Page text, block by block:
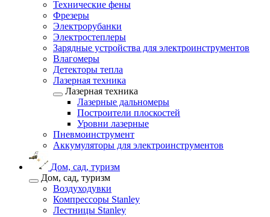
Технические фены
Фрезеры
Электрорубанки
Электростеплеры
Зарядные устройства для электроинструментов
Влагомеры
Детекторы тепла
Лазерная техника
Лазерная техника
Лазерные дальномеры
Построители плоскостей
Уровни лазерные
Пневмоинструмент
Аккумуляторы для электроинструментов
Дом, сад, туризм
Дом, сад, туризм
Воздуходувки
Компрессоры Stanley
Лестницы Stanley